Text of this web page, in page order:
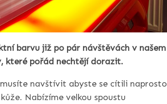
barvu již po pár návštěvách v našem
které pořád nechtějí dorazit.
navštívit abyste se cítili naprosto
Nabízíme velkou spoustu